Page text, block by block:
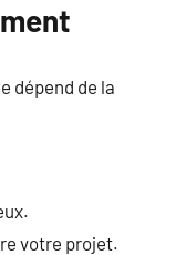
dépend de la
votre projet.